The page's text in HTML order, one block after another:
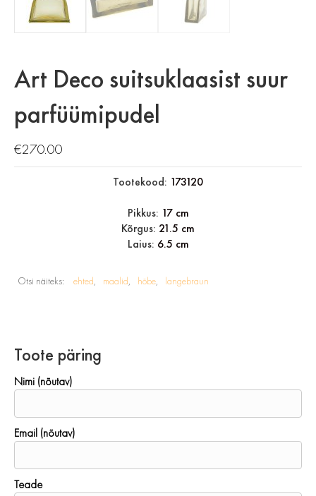
Art Deco suitsuklaasist suur
parfüümipudel
€270.00
Tootekood: 173120
Pikkus: 17 cm
Kõrgus: 21.5 cm
Laius: 6.5 cm
Otsi näiteks: ehted maalid hõbe langebraun
Toote päring
Nimi (nõutav)
Email (nõutav)
Teade